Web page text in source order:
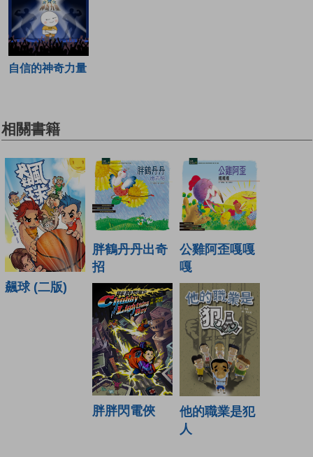
自信的神奇力量
相關書籍
飆球 (二版)
胖鶴丹丹出奇
招
公雞阿歪嘎嘎
嘎
胖胖閃電俠
他的職業是犯
人